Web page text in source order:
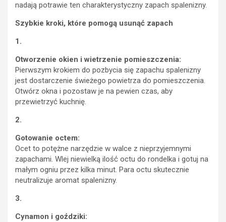
nadają potrawie ten charakterystyczny zapach spalenizny.
Szybkie kroki, które pomogą usunąć zapach
1.
Otworzenie okien i wietrzenie pomieszczenia:
Pierwszym krokiem do pozbycia się zapachu spalenizny
jest dostarczenie świeżego powietrza do pomieszczenia.
Otwórz okna i pozostaw je na pewien czas, aby
przewietrzyć kuchnię.
2.
Gotowanie octem:
Ocet to potężne narzędzie w walce z nieprzyjemnymi
zapachami. Wlej niewielką ilość octu do rondelka i gotuj na
małym ogniu przez kilka minut. Para octu skutecznie
neutralizuje aromat spalenizny.
3.
Cynamon i goździki: